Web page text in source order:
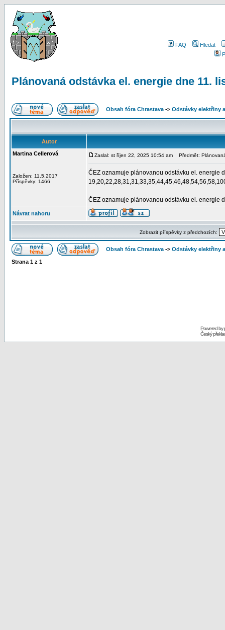
FAQ
Hledat
Plánovaná odstávka el. energie dne 11.
Obsah fóra Chrastava -> Odstávky elektřiny
Autor
Martina Cellerová
Založen: 11.5.2017
Příspěvky: 1466
Zaslal: st říjen 22, 2025 10:54 am Předmět:
ČEZ oznamuje plánovanou odstávku el. energie
ČEZ oznamuje plánovanou odstávku el. energie
Návrat nahoru
Zobrazit příspěvky z předchozích:
Obsah fóra Chrastava -> Odstávky elektřiny
Strana 1 z 1
Powered by
Český